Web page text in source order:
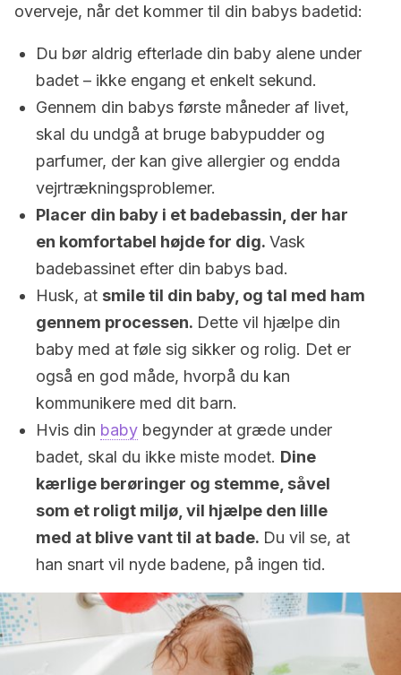
overveje, når det kommer til din babys badetid:
Du bør aldrig efterlade din baby alene under
badet – ikke engang et enkelt sekund.
Gennem din babys første måneder af livet,
skal du undgå at bruge babypudder og
parfumer, der kan give allergier og endda
vejrtrækningsproblemer.
Placer din baby i et badebassin, der har
en komfortabel højde for dig. Vask
badebassinet efter din babys bad.
Husk, at smile til din baby, og tal med ham
gennem processen. Dette vil hjælpe din
baby med at føle sig sikker og rolig. Det er
også en god måde, hvorpå du kan
kommunikere med dit barn.
Hvis din baby begynder at græde under
badet, skal du ikke miste modet. Dine
kærlige berøringer og stemme, såvel
som et roligt miljø, vil hjælpe den lille
med at blive vant til at bade. Du vil se, at
han snart vil nyde badene, på ingen tid.